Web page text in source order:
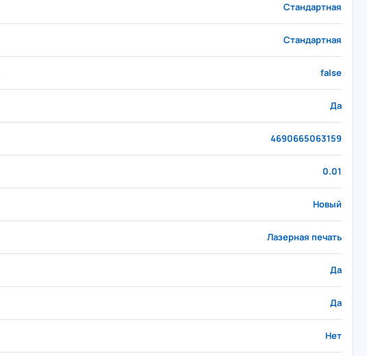
Стандартная
Стандартная
false
Да
4690665063159
0.01
Новый
Лазерная печать
Да
Да
Нет